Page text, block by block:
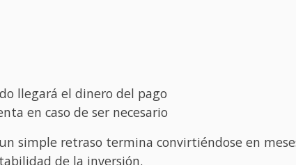
llegará el dinero del pago
en caso de ser necesario
simple retraso termina convirtiéndose en
de la inversión.